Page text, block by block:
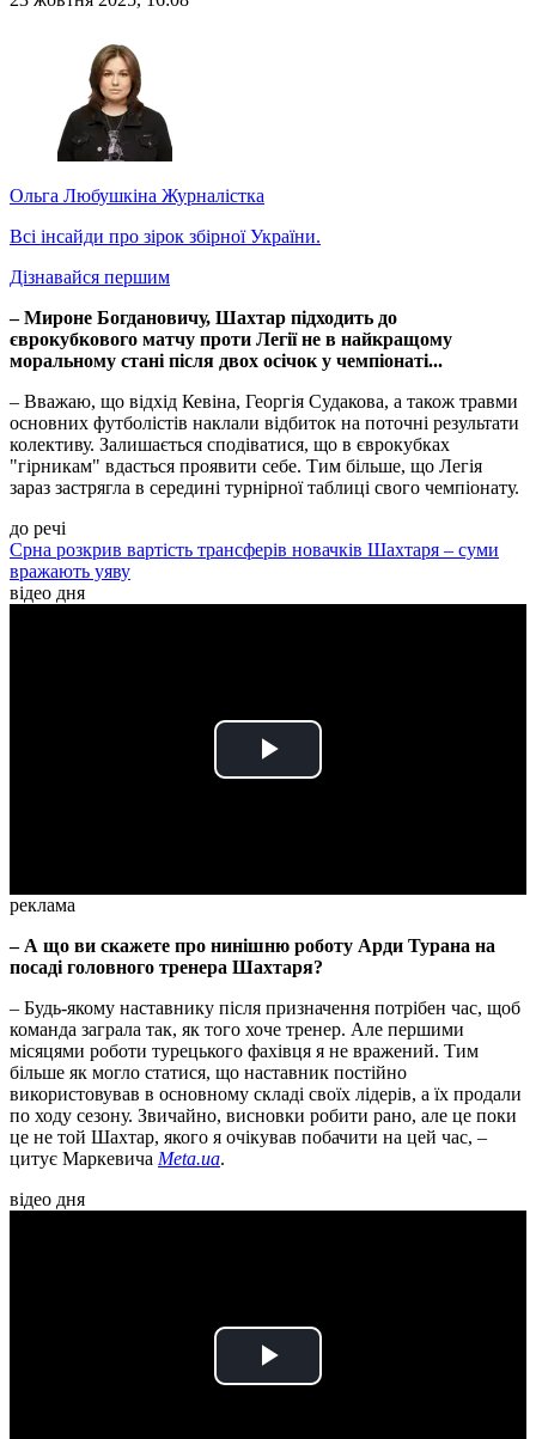
Ольга Любушкіна Журналістка
Всі інсайди про зірок збірної України.
Дізнавайся першим
– Мироне Богдановичу, Шахтар підходить до
єврокубкового матчу проти Легії не в найкращому
моральному стані після двох осічок у чемпіонаті...
– Вважаю, що відхід Кевіна, Георгія Судакова, а також травми
основних футболістів наклали відбиток на поточні результати
колективу. Залишається сподіватися, що в єврокубках
"гірникам" вдасться проявити себе. Тим більше, що Легія
зараз застрягла в середині турнірної таблиці свого чемпіонату.
до речі
Срна розкрив вартість трансферів новачків Шахтаря – суми
вражають уяву
відео дня
Play
реклама
– А що ви скажете про нинішню роботу Арди Турана на
посаді головного тренера Шахтаря?
– Будь-якому наставнику після призначення потрібен час, щоб
команда заграла так, як того хоче тренер. Але першими
місяцями роботи турецького фахівця я не вражений. Тим
більше як могло статися, що наставник постійно
використовував в основному складі своїх лідерів, а їх продали
по ходу сезону. Звичайно, висновки робити рано, але це поки
це не той Шахтар, якого я очікував побачити на цей час, –
цитує Маркевича Meta.ua.
відео дня
Play